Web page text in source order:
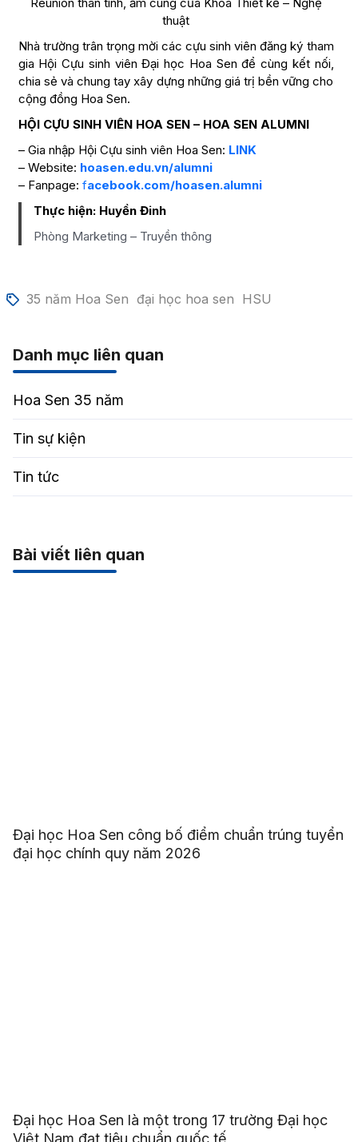
thuật
Nhà trường trân trọng mời các cựu sinh viên đăng ký tham
gia Hội Cựu sinh viên Đại học Hoa Sen để cùng kết nối,
chia sẻ và chung tay xây dựng những giá trị bền vững cho
cộng đồng Hoa Sen.
HỘI CỰU SINH VIÊN HOA SEN – HOA SEN ALUMNI
– Gia nhập Hội Cựu sinh viên Hoa Sen: LINK
– Website: hoasen.edu.vn/alumni
– Fanpage: facebook.com/hoasen.alumni
Thực hiện: Huyền Đinh
Phòng Marketing – Truyền thông
35 năm Hoa Sen đại học hoa sen HSU
Danh mục liên quan
Hoa Sen 35 năm
Tin sự kiện
Tin tức
Bài viết liên quan
Đại học Hoa Sen công bố điểm chuẩn trúng tuyển
đại học chính quy năm 2026
Đại học Hoa Sen là một trong 17 trường Đại học